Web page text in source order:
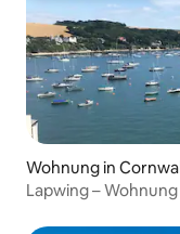
Wohnung in Cornwall
Lapwing –